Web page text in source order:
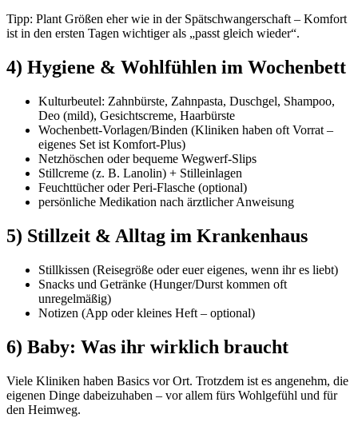
Tipp: Plant Größen eher wie in der Spätschwangerschaft – Komfort
ist in den ersten Tagen wichtiger als „passt gleich wieder“.
4) Hygiene & Wohlfühlen im Wochenbett
Kulturbeutel: Zahnbürste, Zahnpasta, Duschgel, Shampoo,
Deo (mild), Gesichtscreme, Haarbürste
Wochenbett-Vorlagen/Binden (Kliniken haben oft Vorrat –
eigenes Set ist Komfort-Plus)
Netzhöschen oder bequeme Wegwerf-Slips
Stillcreme (z. B. Lanolin) + Stilleinlagen
Feuchttücher oder Peri-Flasche (optional)
persönliche Medikation nach ärztlicher Anweisung
5) Stillzeit & Alltag im Krankenhaus
Stillkissen (Reisegröße oder euer eigenes, wenn ihr es liebt)
Snacks und Getränke (Hunger/Durst kommen oft
unregelmäßig)
Notizen (App oder kleines Heft – optional)
6) Baby: Was ihr wirklich braucht
Viele Kliniken haben Basics vor Ort. Trotzdem ist es angenehm, die
eigenen Dinge dabeizuhaben – vor allem fürs Wohlgefühl und für
den Heimweg.